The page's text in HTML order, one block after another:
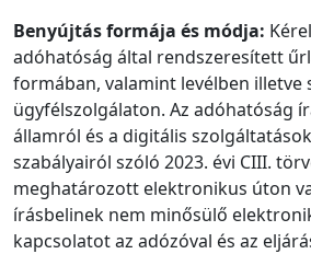
Benyújtás formája és módja:
adóhatóság által rendszeresített
formában, valamint levélben illetve
ügyfélszolgálaton. Az adóhatóság
államról és a digitális
szabályairól szóló 2023. évi CIII.
meghatározott elektronikus úton
írásbelinek nem minősülő
kapcsolatot az adózóval és az